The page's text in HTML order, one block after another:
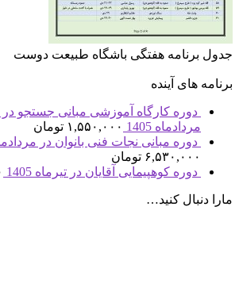
جدول برنامه هفتگی باشگاه طبیعت دوست
برنامه های آینده
دوره کارگاه آموزشی مبانی جستجو در
مردادماه 1405
۱,۵۵۰,۰۰۰ تومان
دوره مبانی نجات فنی بانوان در مردادماه
۶,۵۳۰,۰۰۰ تومان
دوره کوهپیمایی آقایان در تیرماه 1405
مارا دنبال کنید…